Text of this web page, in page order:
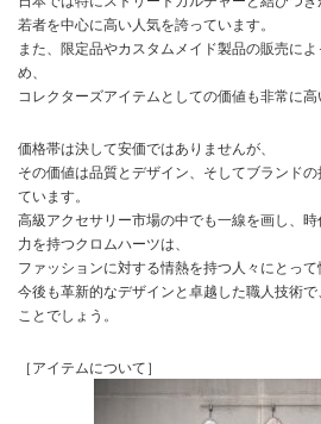
若者を中心に高い人気を誇っています。
また、限定品やカスタムメイド製品の販売に
め、
コレクターズアイテムとしての価値も非常に高
価格帯は決して安価ではありませんが、
その価値は品質とデザイン、そしてブランド
ています。
高級アクセサリー市場の中でも一線を画し、
力を持つクロムハーツは、
ファッションに対する情熱を持つ人々にとって
今後も革新的なデザインと卓越した職人技術
ことでしょう。
［アイテムについて］